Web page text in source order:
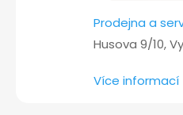
Prodejna a
Husova 9/10,
Více informací